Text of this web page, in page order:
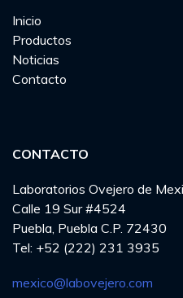
Inicio
Productos
Noticias
Contacto
CONTACTO
Laboratorios Ovejero de
Calle 19 Sur #4524
Puebla, Puebla C.P. 72430
Tel: +52 (222) 231 3935
mexico@labovejero.com